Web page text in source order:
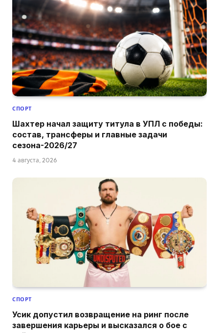
СПОРТ
Шахтер начал защиту титула в УПЛ с победы:
состав, трансферы и главные задачи
сезона-2026/27
4 августа, 2026
СПОРТ
Усик допустил возвращение на ринг после
завершения карьеры и высказался о бое с